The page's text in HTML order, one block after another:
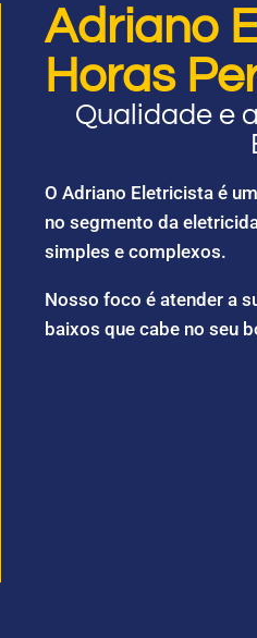
Adriano
Horas
Qualidade e
O Adriano Eletricista é
no segmento da
simples e complexos.
Nosso foco é atender a
baixos que cabe no seu